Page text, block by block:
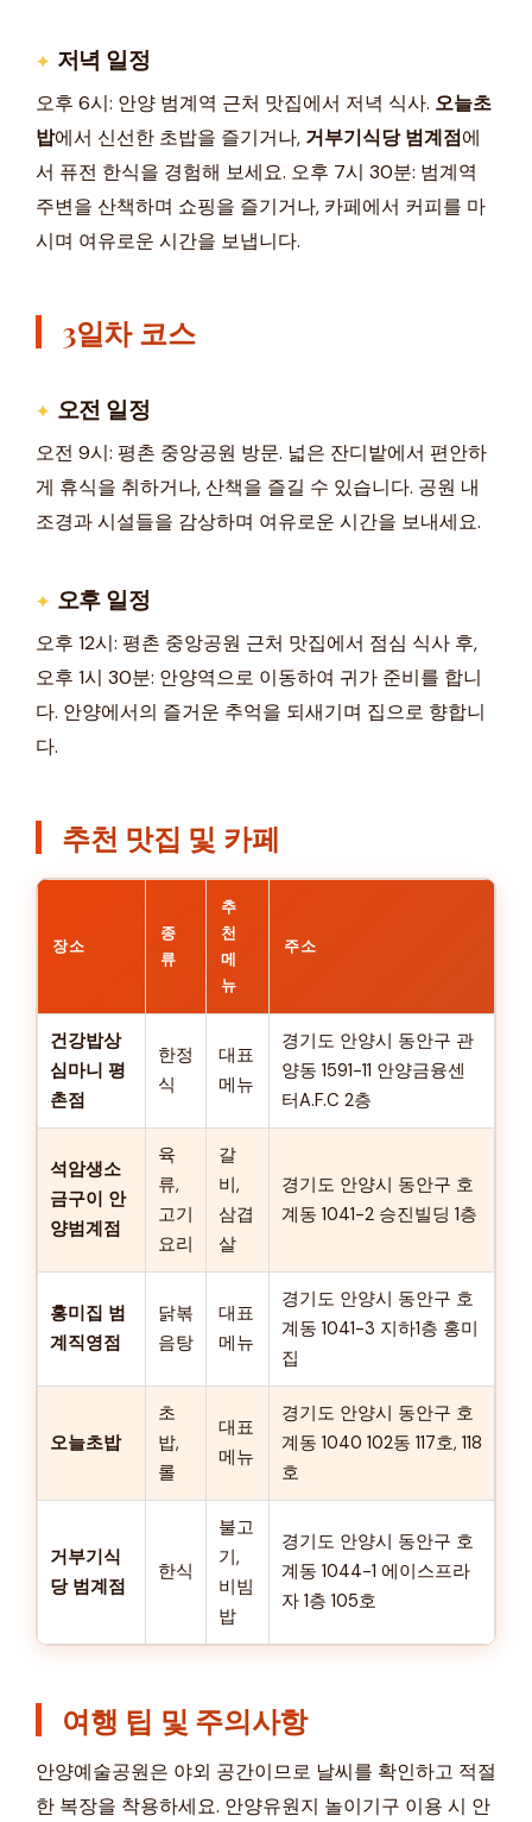
저녁 일정
오후 6시: 안양 범계역 근처 맛집에서 저녁 식사. 오늘초
밥에서 신선한 초밥을 즐기거나, 거부기식당 범계점에
서 퓨전 한식을 경험해 보세요. 오후 7시 30분: 범계역
주변을 산책하며 쇼핑을 즐기거나, 카페에서 커피를 마
시며 여유로운 시간을 보냅니다.
3일차 코스
오전 일정
오전 9시: 평촌 중앙공원 방문. 넓은 잔디밭에서 편안하
게 휴식을 취하거나, 산책을 즐길 수 있습니다. 공원 내
조경과 시설들을 감상하며 여유로운 시간을 보내세요.
오후 일정
오후 12시: 평촌 중앙공원 근처 맛집에서 점심 식사 후,
오후 1시 30분: 안양역으로 이동하여 귀가 준비를 합니
다. 안양에서의 즐거운 추억을 되새기며 집으로 향합니
다.
추천 맛집 및 카페
장소
종
류
추
천
메
뉴
주소
건강밥상
심마니 평
촌점
한정
식
대표
메뉴
경기도 안양시 동안구 관
양동 1591-11 안양금융센
터A.F.C 2층
석암생소
금구이 안
양범계점
육
류,
고기
요리
갈
비,
삼겹
살
경기도 안양시 동안구 호
계동 1041-2 승진빌딩 1층
홍미집 범
계직영점
닭볶
음탕
대표
메뉴
경기도 안양시 동안구 호
계동 1041-3 지하1층 홍미
집
오늘초밥
초
밥,
롤
대표
메뉴
경기도 안양시 동안구 호
계동 1040 102동 117호, 118
호
거부기식
당 범계점
한식
불고
기,
비빔
밥
경기도 안양시 동안구 호
계동 1044-1 에이스프라
자 1층 105호
여행 팁 및 주의사항
안양예술공원은 야외 공간이므로 날씨를 확인하고 적절
한 복장을 착용하세요. 안양유원지 놀이기구 이용 시 안